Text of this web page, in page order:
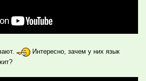
Интересно, зачем у них язык